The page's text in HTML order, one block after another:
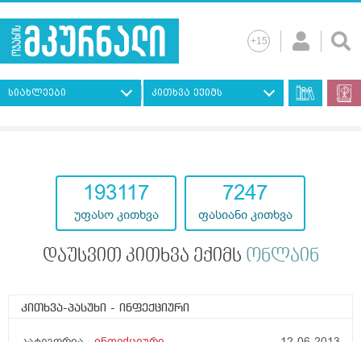
სიახლეები კითხვა ექიმს
193117
უფასო კითხვა
7247
ფასიანი კითხვა
დაუსვით კითხვა ექიმს ონლაინ
კითხვა-პასუხი - ინფექციური